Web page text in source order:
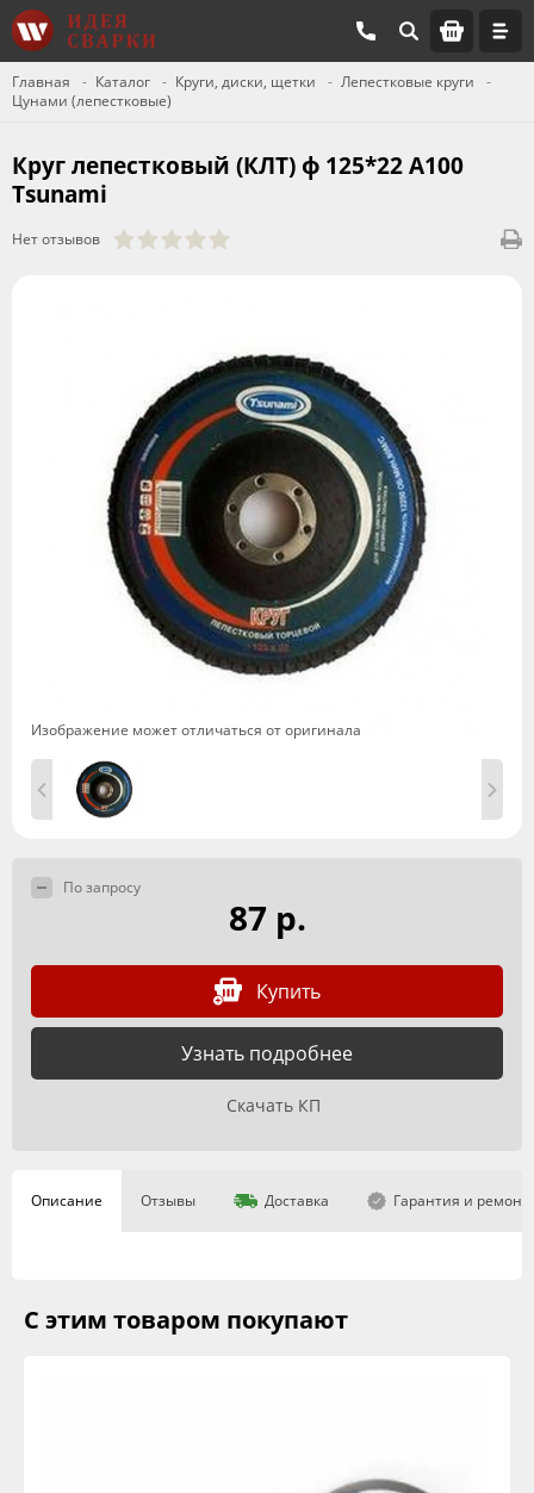
Главная Каталог Круги, диски, щетки
Лепестковые круги
Цунами (лепестковые)
Круг лепестковый (КЛТ) ф 125*22 А100
Tsunami
Нет отзывов
Изображение может отличаться от оригинала
По запросу
87 р.
Купить
Узнать подробнее
Скачать КП
Описание Отзывы Доставка Гарантия и ремонт
С этим товаром покупают